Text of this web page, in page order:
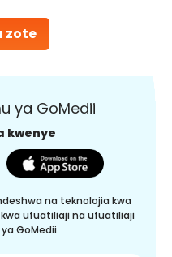
zote
ya GoMedii
kwenye
na teknolojia kwa
ufuatiliaji na ufuatiliaji
GoMedii.